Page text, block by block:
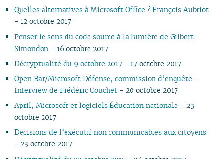
02
01
02
02
Quelles alternatives à Microsoft Office ? François Aubriot
- 12 octobre 2017
Penser le sens du code source à la lumière de Gilbert
Simondon - 16 octobre 2017
Décryptualité du 9 octobre 2017- 17 octobre 2017
Open Bar/Microsoft Défense, commission d’enquête -
Interview de Frédéric Couchet- 20 octobre 2017
April, Microsoft et logiciels Éducation nationale - 23
octobre 2017
Décisions de l’exécutif non communicables aux citoyens
- 23 octobre 2017